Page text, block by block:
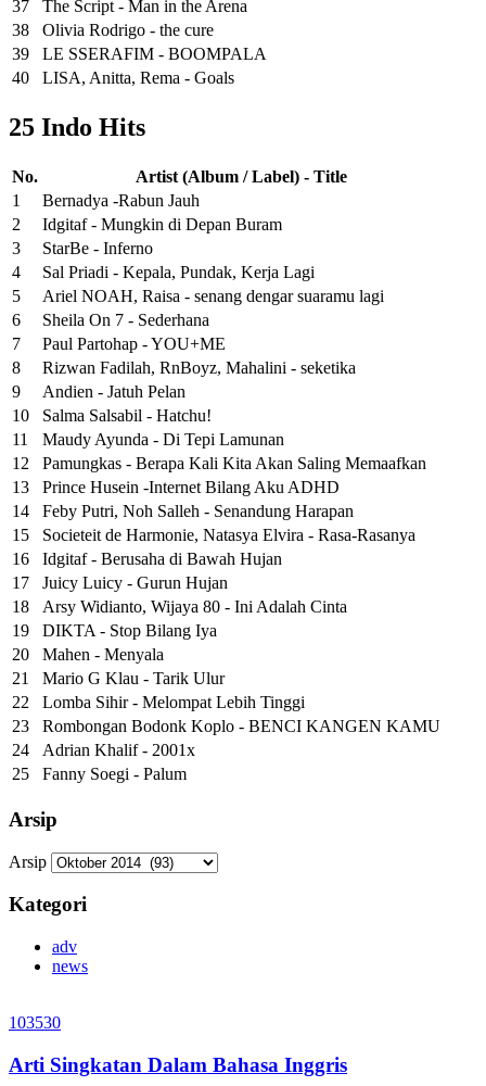
37
The Script - Man in the Arena
38
Olivia Rodrigo - the cure
39
LE SSERAFIM - BOOMPALA
40
LISA, Anitta, Rema - Goals
25 Indo Hits
No.
Artist (Album / Label) - Title
1
Bernadya -Rabun Jauh
2
Idgitaf - Mungkin di Depan Buram
3
StarBe - Inferno
4
Sal Priadi - Kepala, Pundak, Kerja Lagi
5
Ariel NOAH, Raisa - senang dengar suaramu lagi
6
Sheila On 7 - Sederhana
7
Paul Partohap - YOU+ME
8
Rizwan Fadilah, RnBoyz, Mahalini - seketika
9
Andien - Jatuh Pelan
10
Salma Salsabil - Hatchu!
11
Maudy Ayunda - Di Tepi Lamunan
12
Pamungkas - Berapa Kali Kita Akan Saling Memaafkan
13
Prince Husein -Internet Bilang Aku ADHD
14
Feby Putri, Noh Salleh - Senandung Harapan
15
Societeit de Harmonie, Natasya Elvira - Rasa-Rasanya
16
Idgitaf - Berusaha di Bawah Hujan
17
Juicy Luicy - Gurun Hujan
18
Arsy Widianto, Wijaya 80 - Ini Adalah Cinta
19
DIKTA - Stop Bilang Iya
20
Mahen - Menyala
21
Mario G Klau - Tarik Ulur
22
Lomba Sihir - Melompat Lebih Tinggi
23
Rombongan Bodonk Koplo - BENCI KANGEN KAMU
24
Adrian Khalif - 2001x
25
Fanny Soegi - Palum
Arsip
Arsip
Kategori
adv
news
103530
Arti Singkatan Dalam Bahasa Inggris